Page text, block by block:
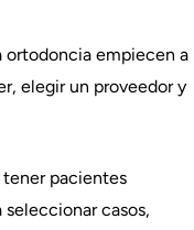
ortodoncia empiecen a
elegir un proveedor y
pacientes
casos,